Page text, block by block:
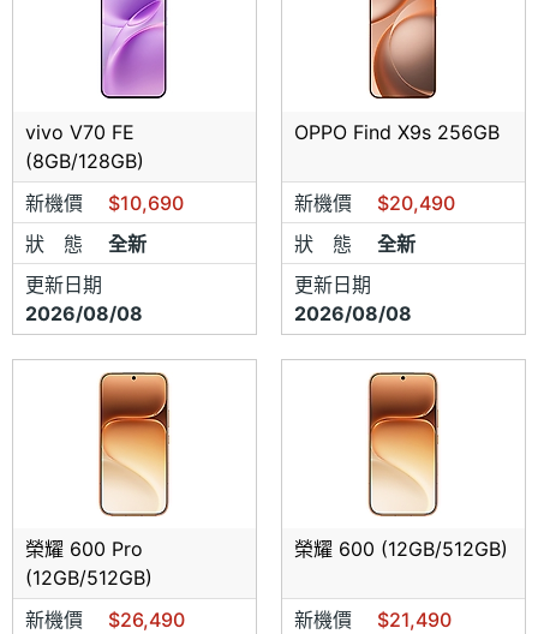
您，方便安心有保障。
台北萬隆店
電話：02-89313016/0983-884158
地址：台北市文山區羅斯福路五段206-3號
台北南港店
電話：02-27855679/0968-417157
地址：台北市南港區忠孝東路六段36號
新北永和店
電話：02-29273258/0936-569010
地址：新北市永和區中和路537-1號
新北蘆洲店
電話：02-82868486/0963-271115
地址：新北市蘆洲區三民路595號
vivo V70 FE
(8GB/128GB)
新機價
$10,690
狀 態
全新
更新日期
2026/08/08
OPPO Find X9s 256GB
新機價
$20,490
狀 態
全新
更新日期
2026/08/08
榮耀 600 Pro
(12GB/512GB)
新機價
$26,490
榮耀 600 (12GB/512GB)
新機價
$21,490